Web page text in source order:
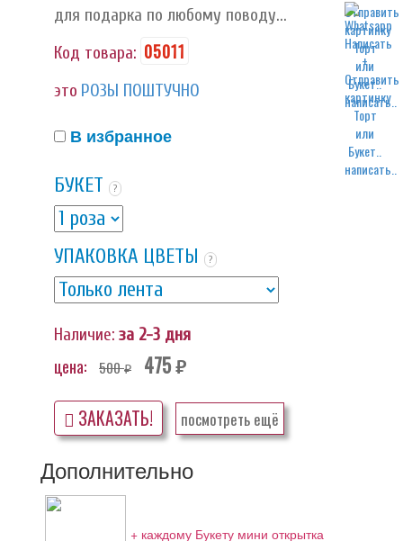
написать..
написать..
для подарка по любому поводу...
Код товара: 05011
это РОЗЫ ПОШТУЧНО
В избранное
БУКЕТ ?
УПАКОВКА ЦВЕТЫ ?
Наличие: за 2-3 дня
цена: 500руб. 475 руб.
ЗАКАЗАТЬ! посмотреть ещё
Дополнительно
+ каждому Букету мини открытка